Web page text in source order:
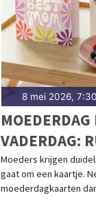
8 mei 2026,
VADERDAG:
KAARTEN
Moeders krijgen
gaat om een kaartje.
moederdagkaarten